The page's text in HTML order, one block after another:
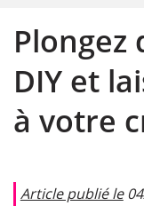
Plongez
DIY et
à votre
Article publié le